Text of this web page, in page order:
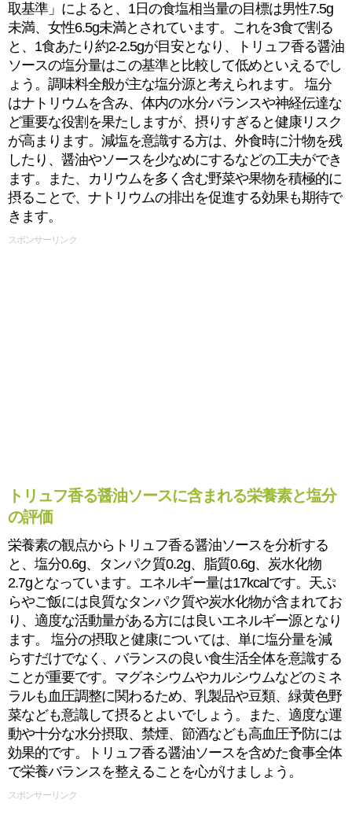
取基準」によると、1日の食塩相当量の目標は男性7.5g
未満、女性6.5g未満とされています。これを3食で割る
と、1食あたり約2-2.5gが目安となり、トリュフ香る醤油
ソースの塩分量はこの基準と比較して低めといえるでし
ょう。調味料全般が主な塩分源と考えられます。 塩分
はナトリウムを含み、体内の水分バランスや神経伝達な
ど重要な役割を果たしますが、摂りすぎると健康リスク
が高まります。減塩を意識する方は、外食時に汁物を残
したり、醤油やソースを少なめにするなどの工夫ができ
ます。また、カリウムを多く含む野菜や果物を積極的に
摂ることで、ナトリウムの排出を促進する効果も期待で
きます。
スポンサーリンク
トリュフ香る醤油ソースに含まれる栄養素と塩分
の評価
栄養素の観点からトリュフ香る醤油ソースを分析する
と、塩分0.6g、タンパク質0.2g、脂質0.6g、炭水化物
2.7gとなっています。エネルギー量は17kcalです。天ぷ
らやご飯には良質なタンパク質や炭水化物が含まれてお
り、適度な活動量がある方には良いエネルギー源となり
ます。 塩分の摂取と健康については、単に塩分量を減
らすだけでなく、バランスの良い食生活全体を意識する
ことが重要です。マグネシウムやカルシウムなどのミネ
ラルも血圧調整に関わるため、乳製品や豆類、緑黄色野
菜なども意識して摂るとよいでしょう。また、適度な運
動や十分な水分摂取、禁煙、節酒なども高血圧予防には
効果的です。トリュフ香る醤油ソースを含めた食事全体
で栄養バランスを整えることを心がけましょう。
スポンサーリンク